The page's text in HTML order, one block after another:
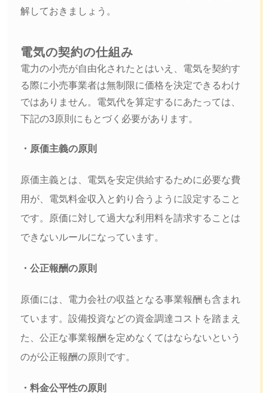
解しておきましょう。
電気の契約の仕組み
電力の小売が自由化されたとはいえ、電気を契約す
る際に小売事業者は無制限に価格を決定できるわけ
ではありません。電気代を算定するにあたっては、
下記の3原則にもとづく必要があります。
・原価主義の原則
原価主義とは、電気を安定供給するために必要な費
用が、電気料金収入と釣り合うように設定すること
です。原価に対して過大な利用料を請求することは
できないルールになっています。
・公正報酬の原則
原価には、電力会社の収益となる事業報酬も含まれ
ています。設備投資などの資金調達コストを踏まえ
た、公正な事業報酬を定めなくてはならないという
のが公正報酬の原則です。
・料金公平性の原則